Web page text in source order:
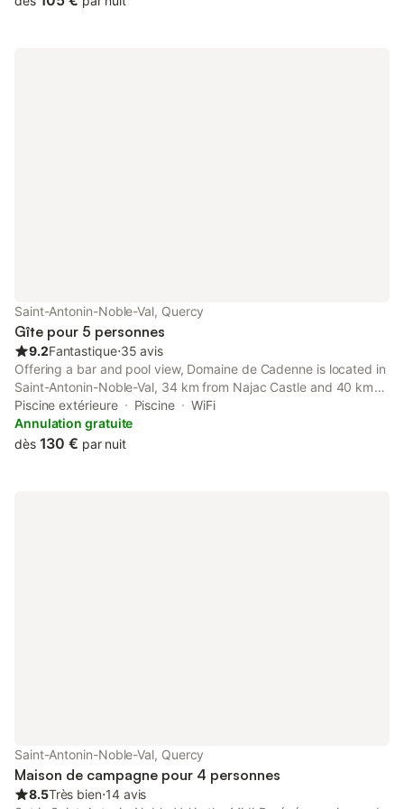
Saint-Antonin-Noble-Val, Quercy
Gîte pour 5 personnes
9.2Fantastique⋅35 avis
Offering a bar and pool view, Domaine de Cadenne is located in
Saint-Antonin-Noble-Val, 34 km from Najac Castle and 40 km
from Mauriac Castle. This property offers access to a terrace,
table tennis, free private parking and free WiFi.
Piscine extérieure Piscine
WiFi
Annulation gratuite
dès 130 € par nuit
Saint-Antonin-Noble-Val, Quercy
Maison de campagne pour 4 personnes
8.5Très bien⋅14 avis